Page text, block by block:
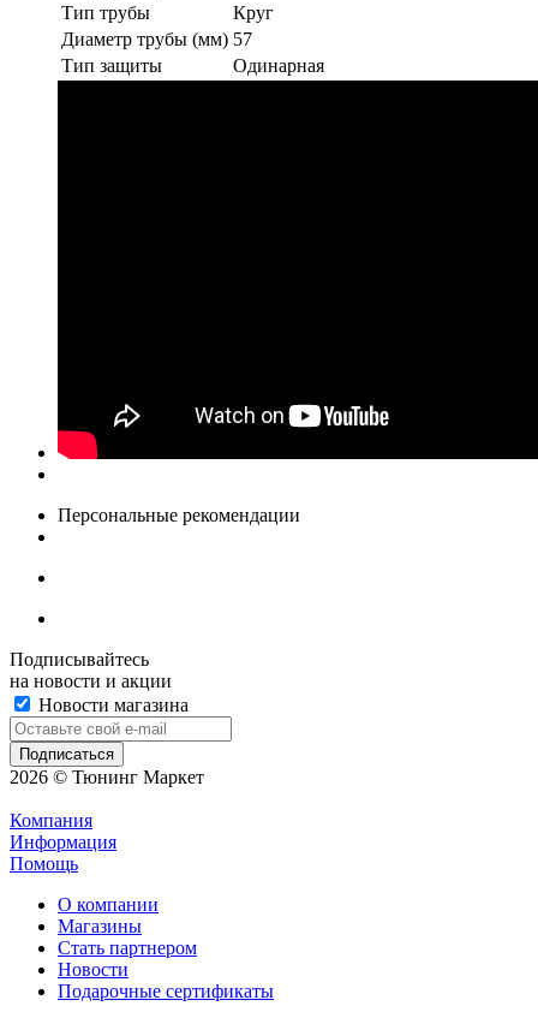
Тип трубы
Круг
Диаметр трубы (мм) 57
Тип защиты
Одинарная
Персональные рекомендации
Подписывайтесь
на новости и акции
Новости магазина
2026 © Тюнинг Маркет
Компания
Информация
Помощь
О компании
Магазины
Стать партнером
Новости
Подарочные сертификаты